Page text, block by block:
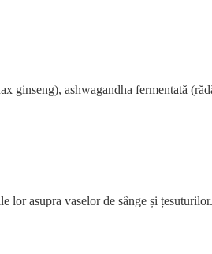
ashwagandha fermentată
lor asupra vaselor de sânge și țesuturilor.